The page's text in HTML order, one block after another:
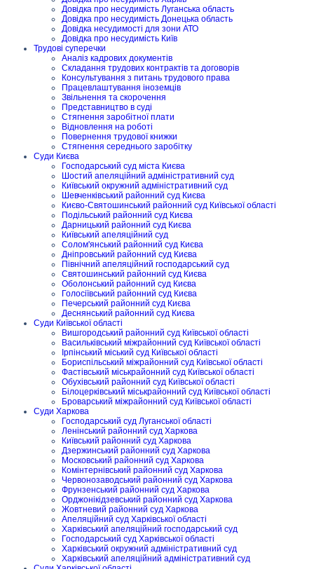
Довідка про несудимість Луганська область
Довідка про несудимість Донецька область
Довідка несудимості для зони АТО
Довідка про несудимість Київ
Трудові суперечки
Аналіз кадрових документів
Складання трудових контрактів та договорів
Консультування з питань трудового права
Працевлаштування іноземців
Звільнення та скорочення
Представництво в суді
Стягнення заробітної плати
Відновлення на роботі
Повернення трудової книжки
Стягнення середнього заробітку
Суди Києва
Господарський суд міста Києва
Шостий апеляційний адміністративний суд
Київський окружний адміністративний суд
Шевченківський районний суд Києва
Києво-Святошинський районний суд Київської області
Подільський районний суд Києва
Дарницький районний суд Києва
Київський апеляційний суд
Солом'янський районний суд Києва
Дніпровський районний суд Києва
Північний апеляційний господарський суд
Святошинський районний суд Києва
Оболонський районний суд Києва
Голосіївський районний суд Києва
Печерський районний суд Києва
Деснянський районний суд Києва
Суди Київської області
Вишгородський районний суд Київської області
Васильківський міжрайонний суд Київської області
Ірпінський міський суд Київської області
Бориспільський міжрайонний суд Київської області
Фастівський міськрайонний суд Київської області
Обухівський районний суд Київської області
Білоцерківський міськрайонний суд Київської області
Броварський міжрайонний суд Київської області
Суди Харкова
Господарський суд Луганської області
Ленінський районний суд Харкова
Київський районний суд Харкова
Дзержинський районний суд Харкова
Московський районний суд Харкова
Комінтернівський районний суд Харкова
Червонозаводський районний суд Харкова
Фрунзенський районний суд Харкова
Орджонікідзевський районний суд Харкова
Жовтневий районний суд Харкова
Апеляційний суд Харківської області
Харківський апеляційний господарський суд
Господарський суд Харківської області
Харківський окружний адміністративний суд
Харківський апеляційний адміністративний суд